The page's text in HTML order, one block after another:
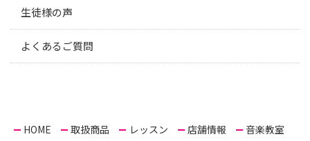
生徒様の声
よくあるご質問
HOME 取扱商品 レッスン 店舗情報
音楽教室